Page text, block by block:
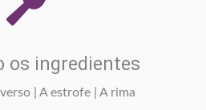
os ingredientes
| A estrofe | A rima